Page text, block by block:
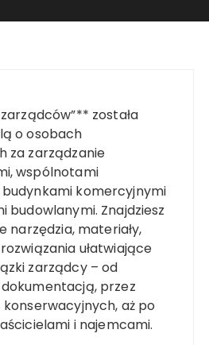
została
o osobach
za zarządzanie
wspólnotami
komercyjnymi
budowlanymi. Znajdziesz
narzędzia, materiały,
ułatwiające
zarządcy – od
przez
aż po
i najemcami.